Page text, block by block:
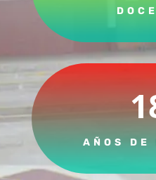
AÑOS DE